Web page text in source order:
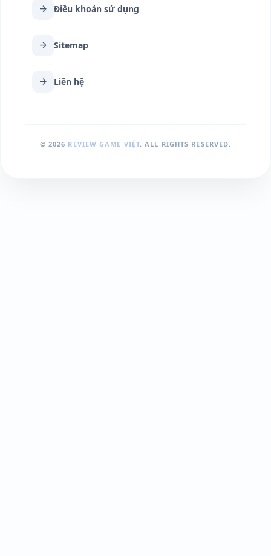
arrow_forward Điều khoản sử dụng
arrow_forward Sitemap
arrow_forward Liên hệ
© 2026 REVIEW GAME VIỆT. ALL RIGHTS RESERVED.